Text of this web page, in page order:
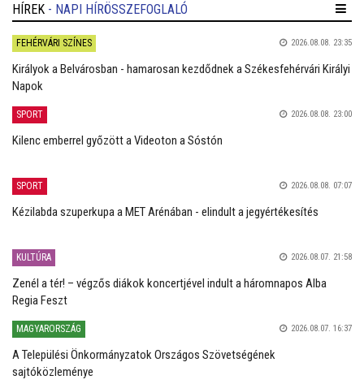
HÍREK - NAPI HÍRÖSSZEFOGLALÓ
FEHÉRVÁRI SZÍNES 2026.08.08. 23:35
Királyok a Belvárosban - hamarosan kezdődnek a Székesfehérvári Királyi
Napok
SPORT 2026.08.08. 23:00
Kilenc emberrel győzött a Videoton a Sóstón
SPORT 2026.08.08. 07:07
Kézilabda szuperkupa a MET Arénában - elindult a jegyértékesítés
KULTÚRA 2026.08.07. 21:58
Zenél a tér! – végzős diákok koncertjével indult a háromnapos Alba
Regia Feszt
MAGYARORSZÁG 2026.08.07. 16:37
A Települési Önkormányzatok Országos Szövetségének
sajtóközleménye